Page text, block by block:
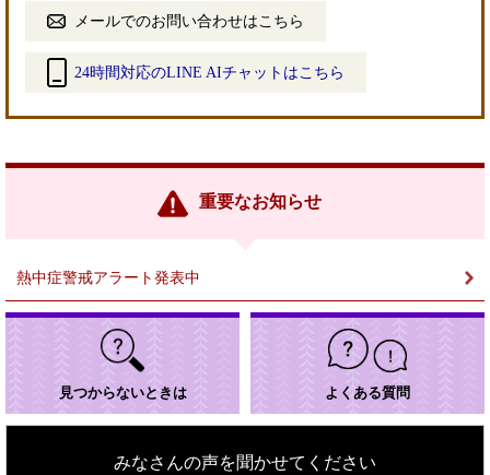
メールでのお問い合わせはこちら
24時間対応のLINE AIチャットはこちら
リ
重要なお知らせ
熱中症警戒アラート発表中
見つからないときは よくある質問
みなさんの声を聞かせてください